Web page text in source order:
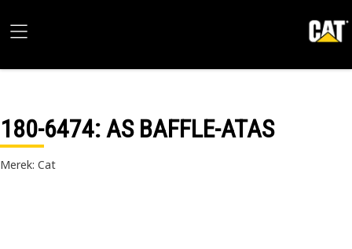
180-6474: AS BAFFLE-ATAS
Merek: Cat